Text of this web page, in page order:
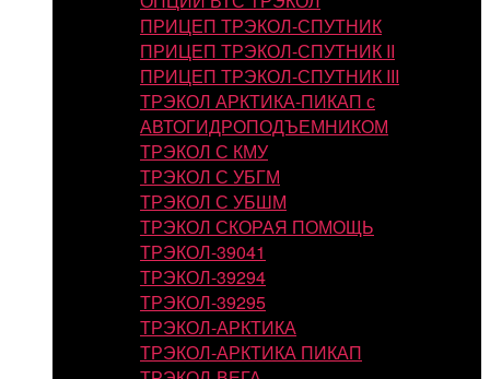
ПРИЦЕП ТРЭКОЛ-СПУТНИК
ПРИЦЕП ТРЭКОЛ-СПУТНИК II
ПРИЦЕП ТРЭКОЛ-СПУТНИК III
ТРЭКОЛ АРКТИКА-ПИКАП с
АВТОГИДРОПОДЪЕМНИКОМ
ТРЭКОЛ С КМУ
ТРЭКОЛ С УБГМ
ТРЭКОЛ С УБШМ
ТРЭКОЛ СКОРАЯ ПОМОЩЬ
ТРЭКОЛ-39041
ТРЭКОЛ-39294
ТРЭКОЛ-39295
ТРЭКОЛ-АРКТИКА
ТРЭКОЛ-АРКТИКА ПИКАП